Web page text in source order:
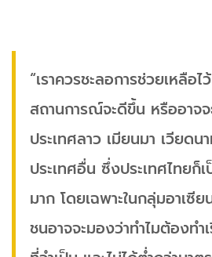
“เราควรชะลอการช่วยเหลือ
สถานการณ์จะดีขึ้น หรืออาจ
ประเทศลาว เมียนมา เวียดน
ประเทศอื่น ซึ่งประเทศไทย
มาก โดยเฉพาะในกลุ่มอาเ
ชนอาจจะมองว่าทำไมต้องทำ